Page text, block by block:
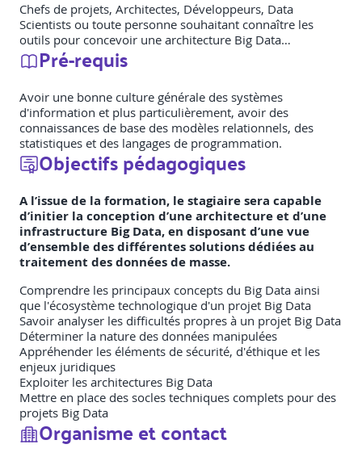
Chefs de projets, Architectes, Développeurs, Data
Scientists ou toute personne souhaitant connaître les
outils pour concevoir une architecture Big Data…
Pré-requis
Avoir une bonne culture générale des systèmes
d'information et plus particulièrement, avoir des
connaissances de base des modèles relationnels, des
statistiques et des langages de programmation.
Objectifs pédagogiques
A l’issue de la formation, le stagiaire sera capable
d’initier la conception d’une architecture et d’une
infrastructure Big Data, en disposant d’une vue
d’ensemble des différentes solutions dédiées au
traitement des données de masse.
Comprendre les principaux concepts du Big Data ainsi
que l'écosystème technologique d'un projet Big Data
Savoir analyser les difficultés propres à un projet Big Data
Déterminer la nature des données manipulées
Appréhender les éléments de sécurité, d'éthique et les
enjeux juridiques
Exploiter les architectures Big Data
Mettre en place des socles techniques complets pour des
projets Big Data
Organisme et contact